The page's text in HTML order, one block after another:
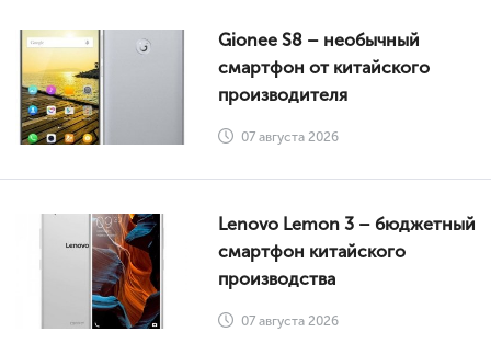
Gionee S8 – необычный
смартфон от китайского
производителя
07 августа 2026
Lenovo Lemon 3 – бюджетный
смартфон китайского
производства
07 августа 2026